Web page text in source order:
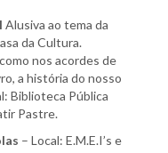
Alusiva ao tema da
da Cultura.
nos acordes de
a história do nosso
Biblioteca Pública
Pastre.
– Local: E.M.E.I’s e